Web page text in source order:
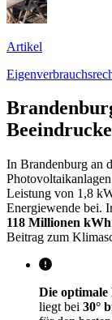
Artikel
In Brandenburg an
Leistung von 1,8
Energiewende bei.
118 Millionen
Beitrag zum
Die optimale
liegt bei 30°